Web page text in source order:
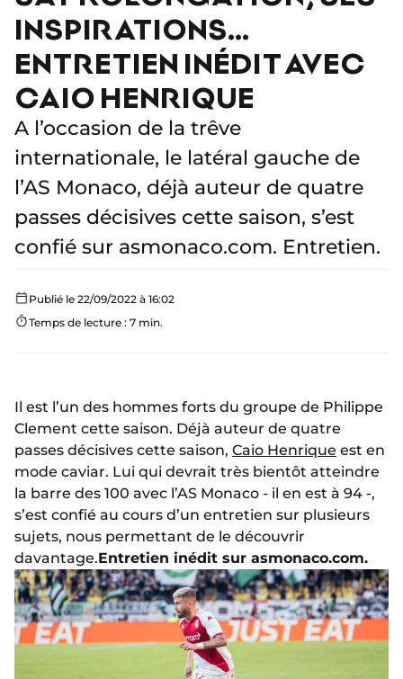
INSPIRATIONS…
ENTRETIEN INÉDIT AVEC
CAIO HENRIQUE
A l’occasion de la trêve
internationale, le latéral gauche de
l’AS Monaco, déjà auteur de quatre
passes décisives cette saison, s’est
confié sur asmonaco.com. Entretien.
Publié le 22/09/2022 à 16:02
Temps de lecture : 7 min.
Il est l’un des hommes forts du groupe de Philippe
Clement cette saison. Déjà auteur de quatre
passes décisives cette saison, Caio Henrique est en
mode caviar. Lui qui devrait très bientôt atteindre
la barre des 100 avec l’AS Monaco - il en est à 94 -,
s’est confié au cours d’un entretien sur plusieurs
sujets, nous permettant de le découvrir
davantage.Entretien inédit sur asmonaco.com.